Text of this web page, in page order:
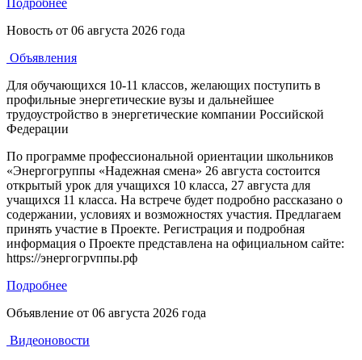
Подробнее
Новость от 06 августа 2026 года
Объявления
Для обучающихся 10-11 классов, желающих поступить в
профильные энергетические вузы и дальнейшее
трудоустройство в энергетические компании Российской
Федерации
По программе профессиональной ориентации школьников
«Энергогруппы «Надежная смена» 26 августа состоится
открытый урок для учащихся 10 класса, 27 августа для
учащихся 11 класса. На встрече будет подробно рассказано о
содержании, условиях и возможностях участия. Предлагаем
принять участие в Проекте. Регистрация и подробная
информация о Проекте представлена на официальном сайте:
https://энергогрvппы.рф
Подробнее
Объявление от 06 августа 2026 года
Видеоновости